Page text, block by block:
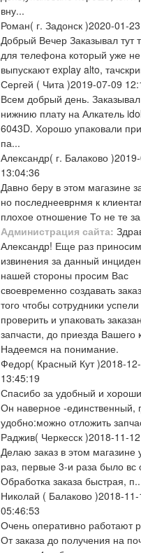
вну...
Роман( г. Задонск )2020-01-
Добрый Вечер Заказывал тут
для телефона который уже не
выпускают explay alto,
Сергей ( Чита )2019-07-09
Всем добрый день. Заказывал
нижнию плату на Алкатель
6043D. Хорошо упаковали
па...
Александр( г. Балаково )
13:04:36
Давно беру в этом магазине
но последнееврнмя к
плохое отношение То не те
Администрация сайта:
Александр! Еще раз
извинения за данный
нашей стороны просим Вас
своевременно создавать
того чтобы сотрудники
проверить и упаковать
запчасти, до приезда Вашего
Надеемся на понимание.
Федор( Красный Кут )2018-
13:45:19
Спасибо за удобный и
Он наверное -единственный,
удобно:можно отложить
Раджив( Черкесск )2018-11-
Делаю заказ в этом магазине
раз, первые 3-и раза было вс
Обработка заказа быстрая,
Николай ( Балаково )2018-11-
05:46:53
Очень оперативно работают
От заказа до получения на